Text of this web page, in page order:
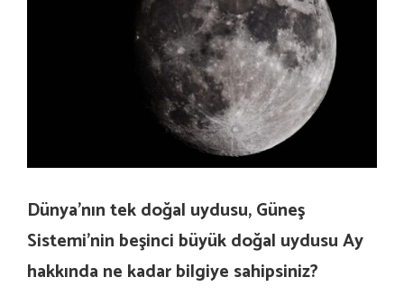
Dünya’nın tek doğal uydusu, Güneş
Sistemi’nin beşinci büyük doğal uydusu Ay
hakkında ne kadar bilgiye sahipsiniz?